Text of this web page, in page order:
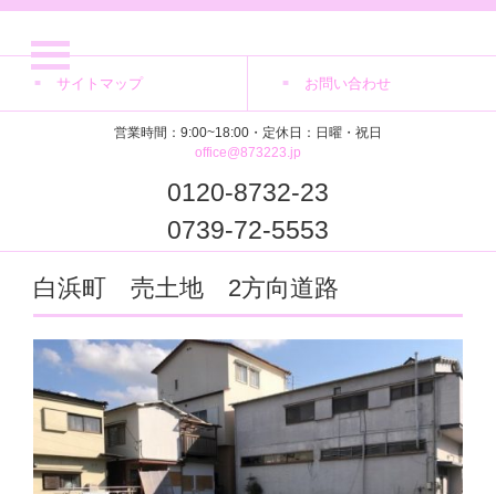
サイトマップ お問い合わせ
営業時間：9:00~18:00・定休日：日曜・祝日
office@873223.jp
0120-8732-23
0739-72-5553
白浜町 売土地 2方向道路